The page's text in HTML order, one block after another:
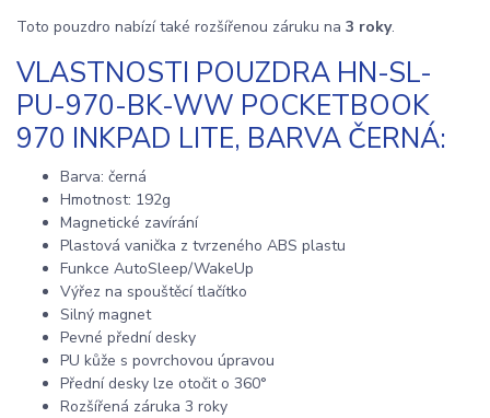
Toto pouzdro nabízí také rozšířenou záruku na 3 roky.
VLASTNOSTI POUZDRA HN-SL-
PU-970-BK-WW POCKETBOOK
970 INKPAD LITE, BARVA ČERNÁ:
Barva: černá
Hmotnost: 192g
Magnetické zavírání
Plastová vanička z tvrzeného ABS plastu
Funkce AutoSleep/WakeUp
Výřez na spouštěcí tlačítko
Silný magnet
Pevné přední desky
PU kůže s povrchovou úpravou
Přední desky lze otočit o 360°
Rozšířená záruka 3 roky